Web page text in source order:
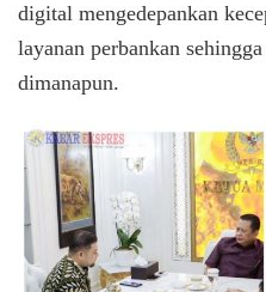
digital mengedepankan
layanan perbankan
dimanapun.